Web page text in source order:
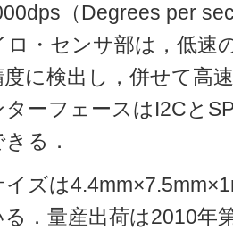
（Degrees per
・センサ部は，低速
に検出し，併せて高
ーフェースはI2Cと
る．
ズは
．量産出荷は2010年